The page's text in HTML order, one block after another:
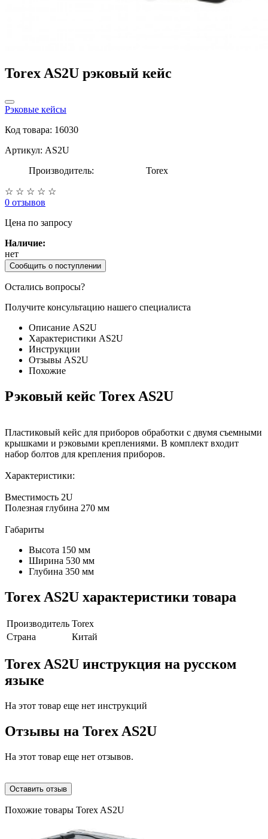
Torex AS2U рэковый кейс
Рэковые кейсы
Код товара: 16030
Артикул: AS2U
Производитель:
Torex
☆ ☆ ☆ ☆ ☆
0 отзывов
Цена по запросу
Наличие:
нет
Сообщить о поступлении
Остались вопросы?
Получите консультацию нашего специалиста
Описание AS2U
Характеристики AS2U
Инструкции
Отзывы AS2U
Похожие
Рэковый кейс Torex AS2U
Пластиковый кейс для приборов обработки с двумя съемными
крышками и рэковыми креплениями. В комплект входит
набор болтов для крепления приборов.
Характеристики:
Вместимость 2U
Полезная глубина 270 мм
Габариты
Высота 150 мм
Ширина 530 мм
Глубина 350 мм
Torex AS2U характеристики товара
Производитель Torex
Страна
Китай
Torex AS2U инструкция на русском
языке
На этот товар еще нет инструкций
Отзывы на Torex AS2U
На этот товар еще нет отзывов.
Оставить отзыв
Похожие товары Torex AS2U